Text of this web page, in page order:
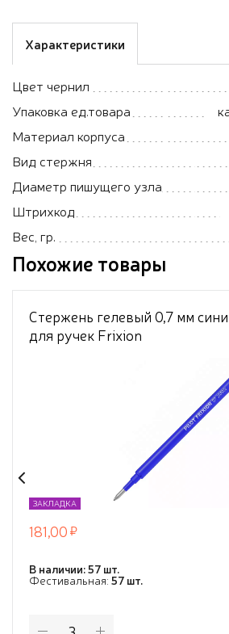
Характеристики
Цвет чернил
Упаковка ед.товара
Материал корпуса
Вид стержня
Диаметр пишущего узла
Штрихкод
Вес, гр.
Похожие товары
Стержень гелевый 0,7 мм
для ручек Frixion
ЗАКЛАДКА
181,00
В наличии: 57 шт.
Фестивальная: 57 шт.